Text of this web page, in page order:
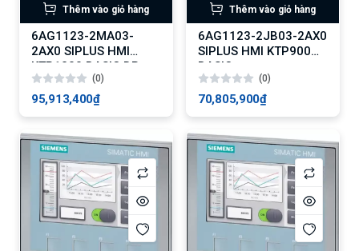
Thêm vào giỏ hàng
6AG1123-2MA03-
2AX0 SIPLUS HMI
KTP1200 BASIC DP
(0)
95,913,400₫
Thêm vào giỏ hàng
6AG1123-2JB03-2AX0
SIPLUS HMI KTP900
BASIC
(0)
70,805,900₫